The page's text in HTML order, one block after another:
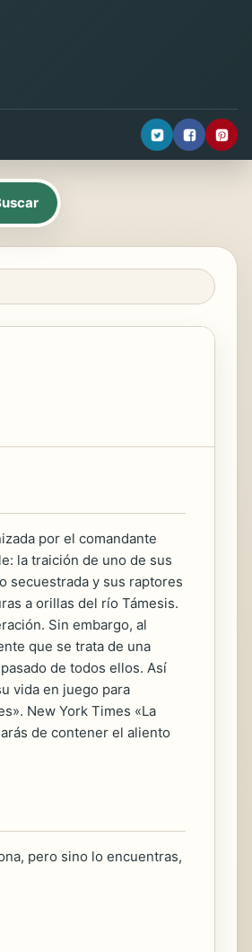
por el comandante
la traición de uno de sus
secuestrada y sus raptores
a orillas del río Támesis.
Sin embargo, al
que se trata de una
de todos ellos. Así
vida en juego para
New York Times «La
de contener el aliento
pero sino lo encuentras,